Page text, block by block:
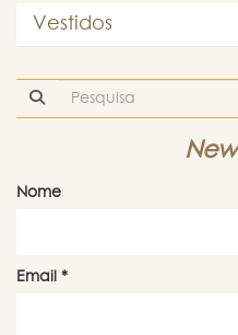
Vestidos
Nome
Email *